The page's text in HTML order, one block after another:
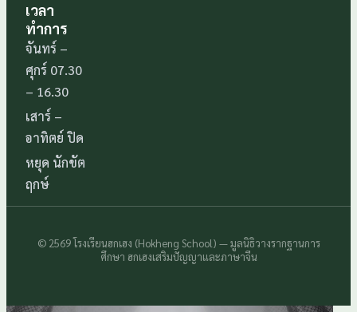
เวลา
ทำการ
จันทร์ –
ศุกร์ 07.30
– 16.30
เสาร์ –
อาทิตย์ ปิด
หยุด นักขัต
ฤกษ์
© 2569 โรงเรียนฮกเฮง (Hokheng School) — มูลนิธิวางรากฐานการ
ศึกษา ฮกเฮงเสริมปัญญาและภาษาจีน